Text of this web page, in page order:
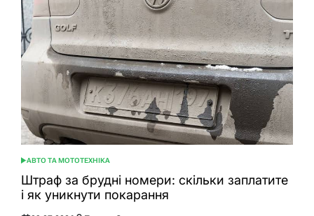
ОПУБЛІКУВАТИ
У
АВТО ТА МОТОТЕХНІКА
Штраф за брудні номери: скільки заплатите
і як уникнути покарання